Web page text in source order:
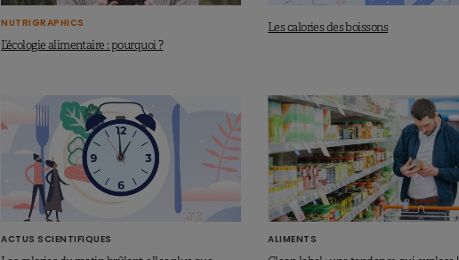
NUTRIGRAPHICS
L’écologie alimentaire : pourquoi ?
Les calories des boissons
ACTUS SCIENTIFIQUES ALIMENTS